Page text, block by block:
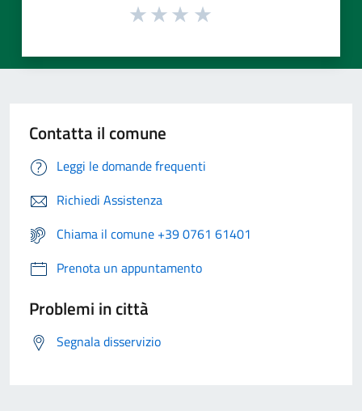
Contatta il comune
Leggi le domande frequenti
Richiedi Assistenza
Chiama il comune +39 0761 61401
Prenota un appuntamento
Problemi in città
Segnala disservizio